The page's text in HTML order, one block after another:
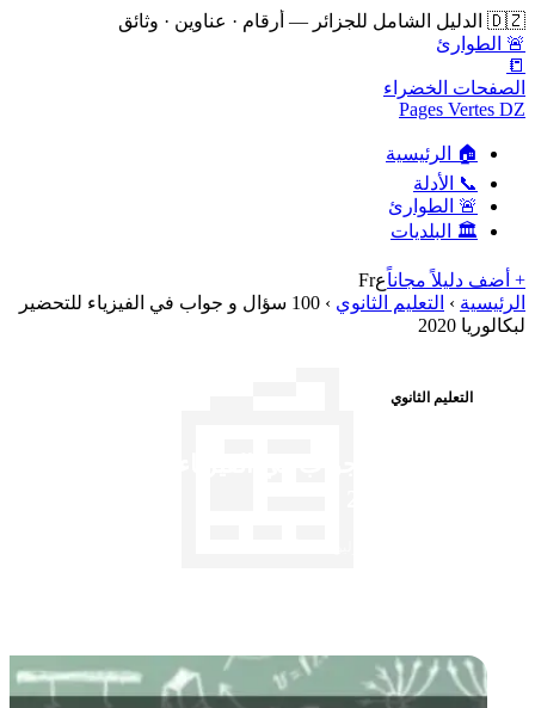
🇩🇿 الدليل الشامل للجزائر — أرقام · عناوين · وثائق
🚨 الطوارئ
📒
الصفحات الخضراء
Pages Vertes DZ
🏠 الرئيسية
📞 الأدلة
🚨 الطوارئ
🏛️ البلديات
+ أضف دليلاً مجاناًعFr
الرئيسية › التعليم الثانوي ›
100 سؤال و جواب في الفيزياء للتحضير
لبكالوريا 2020
التعليم الثانوي